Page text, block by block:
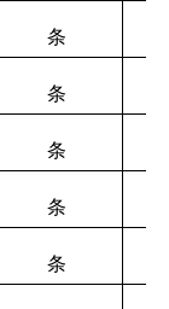
条
条
条
条
条